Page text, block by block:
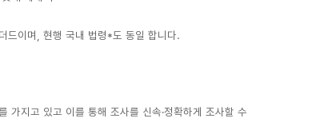
드이며, 현행 국내 법령*도 동일 합니다.
지고 있고 이를 통해 조사를 신속·정확하게 조사할 수